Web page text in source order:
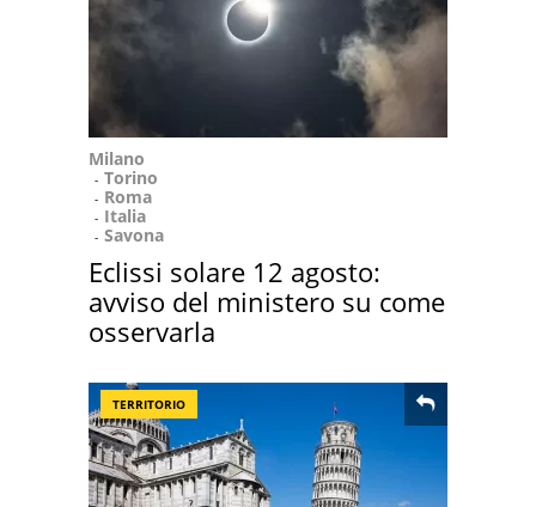
Milano
Torino
Roma
Italia
Savona
Eclissi solare 12 agosto:
avviso del ministero su come
osservarla
TERRITORIO